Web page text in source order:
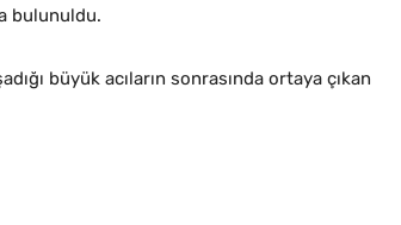
bulunuldu.
büyük acıların sonrasında ortaya çıkan